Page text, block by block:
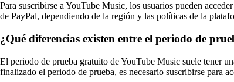
Para suscribirse a YouTube Music, los usuarios pueden
de PayPal, dependiendo de la región y las políticas de la
¿Qué diferencias existen entre el periodo de
El periodo de prueba gratuito de YouTube Music suele tener
finalizado el periodo de prueba, es necesario suscribirse para